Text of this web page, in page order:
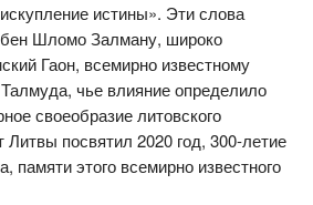
истины». Эти слова
Шломо Залману, широко
Гаон, всемирно известному
чье влияние определило
своеобразие литовского
посвятил 2020 год, 300-летие
памяти этого всемирно известного